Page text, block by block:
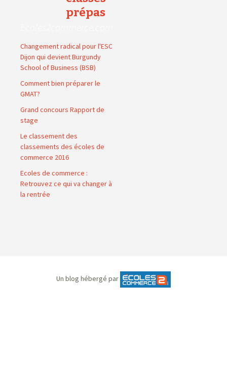
prépas
Changement radical pour l'ESC
Dijon qui devient Burgundy
School of Business (BSB)
Comment bien préparer le
GMAT?
Grand concours Rapport de
stage
Le classement des
classements des écoles de
commerce 2016
Ecoles de commerce :
Retrouvez ce qui va changer à
la rentrée
Un blog hébergé par